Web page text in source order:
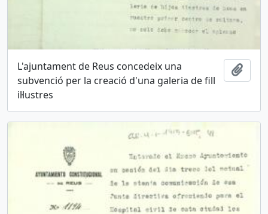
L'ajuntament de Reus concedeix una
subvenció per la creació d'una galeria de fill
il·lustres